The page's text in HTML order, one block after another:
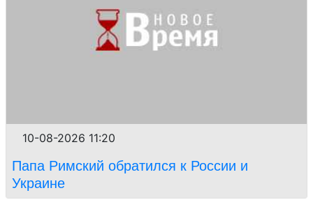
10-08-2026 11:20
Папа Римский обратился к России и
Украине